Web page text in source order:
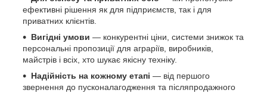
ефективні рішення як для підприємств, так і для
приватних клієнтів.
Вигідні умови — конкурентні ціни, системи знижок та
персональні пропозиції для аграріїв, виробників,
майстрів і всіх, хто шукає якісну техніку.
Надійність на кожному етапі — від першого
звернення до пусконалагодження та післяпродажного